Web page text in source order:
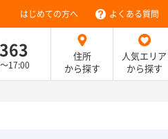
はじめての方へ よくある質問
17:00
住所
から探す
人気エリア
から探す